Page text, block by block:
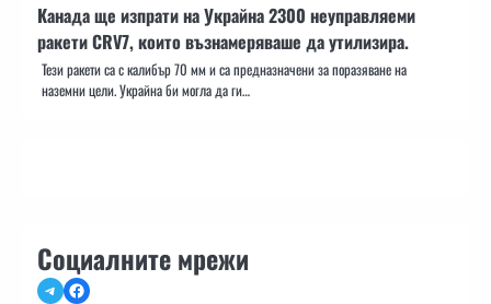
Канада ще изпрати на Украйна 2300 неуправляеми
ракети CRV7, които възнамеряваше да утилизира.
Тези ракети са с калибър 70 мм и са предназначени за поразяване на
наземни цели. Украйна би могла да ги…
Социалните мрежи
TelegramFacebook